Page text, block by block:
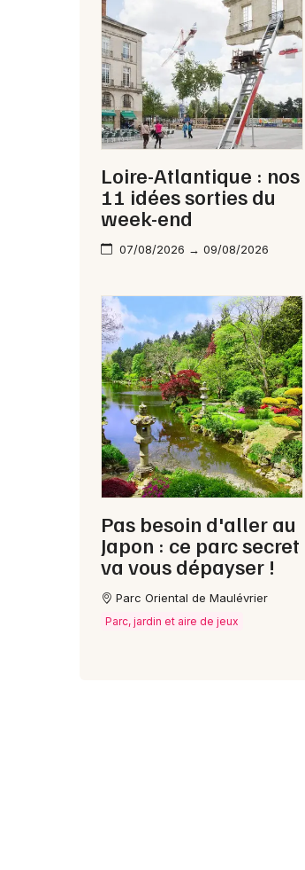
Loire-Atlantique : nos
11 idées sorties du
week-end
07/08/2026 → 09/08/2026
Pas besoin d'aller au
Japon : ce parc secret
va vous dépayser !
Parc Oriental de Maulévrier
Parc, jardin et aire de jeux